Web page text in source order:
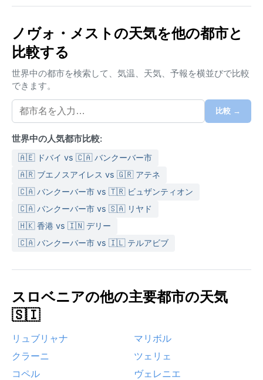
ケッペンの気候区分は温暖湿潤気候（Cfa）に属し、夏
折雷雨が涼をもたらす。冬は0度前後で、雪が数週間積
もることもあるが、厳しい寒さは稀だ。年間を通じて
日が多い。旅行には、夏は通気性の良い軽装と折りた
たみ傘、冬は暖かいコートと防水靴、春秋は重ね着で
きる長袖が便利で、雨具は常備したい。
気候面でのベストシーズンは5月から9月で、日照時間
が長く快適に散策できる。夏にまれに熱波が発生する
が、クリュカ川沿いで涼むことも可能だ。冬の早朝に
は川霧が立ち込め、幻想的な景観を見せる。ハリケー
温和な気候が続く。春の新緑と秋の紅葉も美しく、ど
の季節を選んでも落ち着いた魅力に触れられる。
ノヴォ・メストの天気を他の都市と
比較する
世界中の都市を検索して、気温、天気、予報を横並びで比較
できます。
比較 →
世界中の人気都市比較:
🇦🇪 ドバイ vs 🇨🇦 バンクーバー市
🇦🇷 ブエノスアイレス vs 🇬🇷 アテネ
🇨🇦 バンクーバー市 vs 🇹🇷 ビュザンティオン
🇨🇦 バンクーバー市 vs 🇸🇦 リヤド
🇭🇰 香港 vs 🇮🇳 デリー
🇨🇦 バンクーバー市 vs 🇮🇱 テルアビブ
スロベニアの他の主要都市の天気
🇸🇮
リュブリャナ
マリボル
クラーニ
ツェリェ
コペル
ヴェレニエ